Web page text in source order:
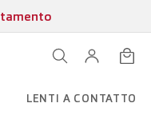
LENTI A CONTATTO